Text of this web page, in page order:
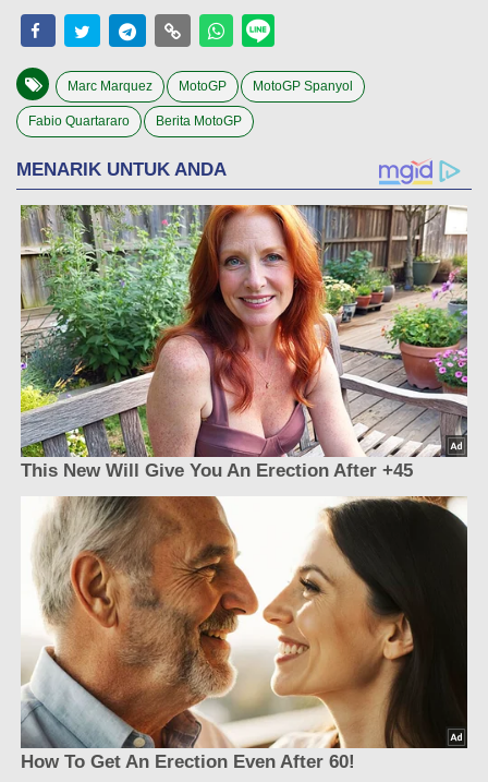
Marc Marquez MotoGP MotoGP Spanyol
Fabio Quartararo Berita MotoGP